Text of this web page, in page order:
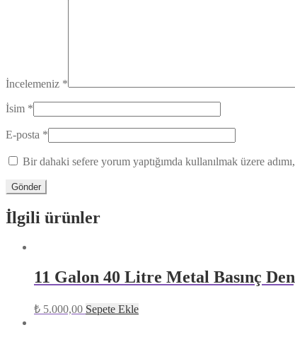
İncelemeniz *
İsim *
E-posta *
Bir dahaki sefere yorum yaptığımda kullanılmak üzere
İlgili ürünler
11 Galon 40 Litre Metal Basınç
₺ 5.000,00 Sepete Ekle